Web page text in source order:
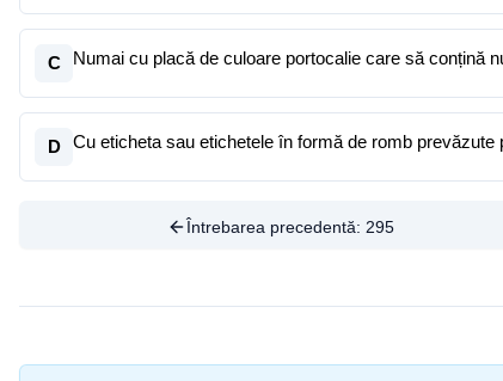
C Numai cu placă de culoare portocalie care să conțină
D Cu eticheta sau etichetele în formă de romb
Întrebarea precedentă: 295